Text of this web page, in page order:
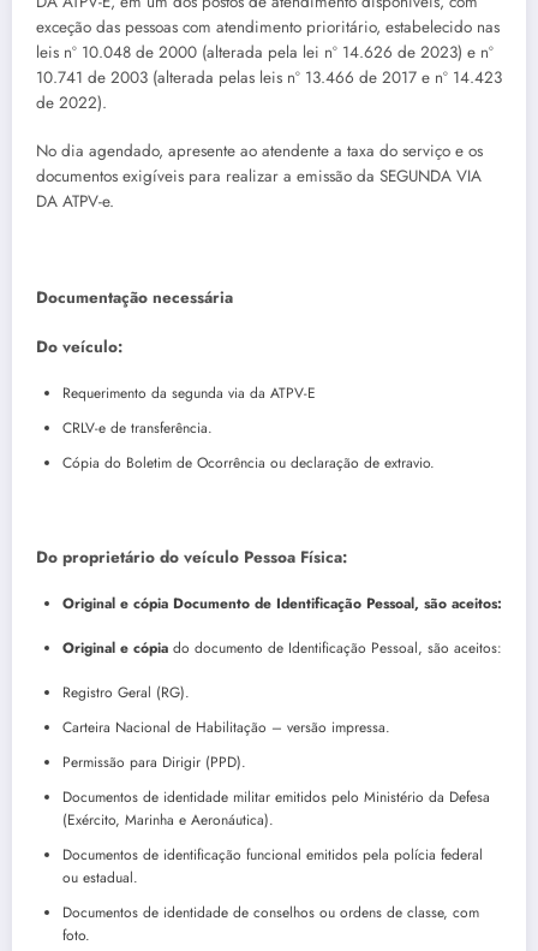
exceção das pessoas com atendimento prioritário, estabelecido nas
leis nº 10.048 de 2000 (alterada pela lei nº 14.626 de 2023) e nº
10.741 de 2003 (alterada pelas leis nº 13.466 de 2017 e nº 14.423
de 2022).
No dia agendado, apresente ao atendente a taxa do serviço e os
documentos exigíveis para realizar a emissão da SEGUNDA VIA
DA ATPV-e.
Documentação necessária
Do veículo:
Requerimento da segunda via da ATPV-E
CRLV-e de transferência.
Cópia do Boletim de Ocorrência ou declaração de extravio.
Do proprietário do veículo Pessoa Física:
Original e cópia Documento de Identificação Pessoal, são aceitos:
Original e cópia do documento de Identificação Pessoal, são aceitos:
Registro Geral (RG).
Carteira Nacional de Habilitação – versão impressa.
Permissão para Dirigir (PPD).
Documentos de identidade militar emitidos pelo Ministério da Defesa
(Exército, Marinha e Aeronáutica).
Documentos de identificação funcional emitidos pela polícia federal
ou estadual.
Documentos de identidade de conselhos ou ordens de classe, com
foto.